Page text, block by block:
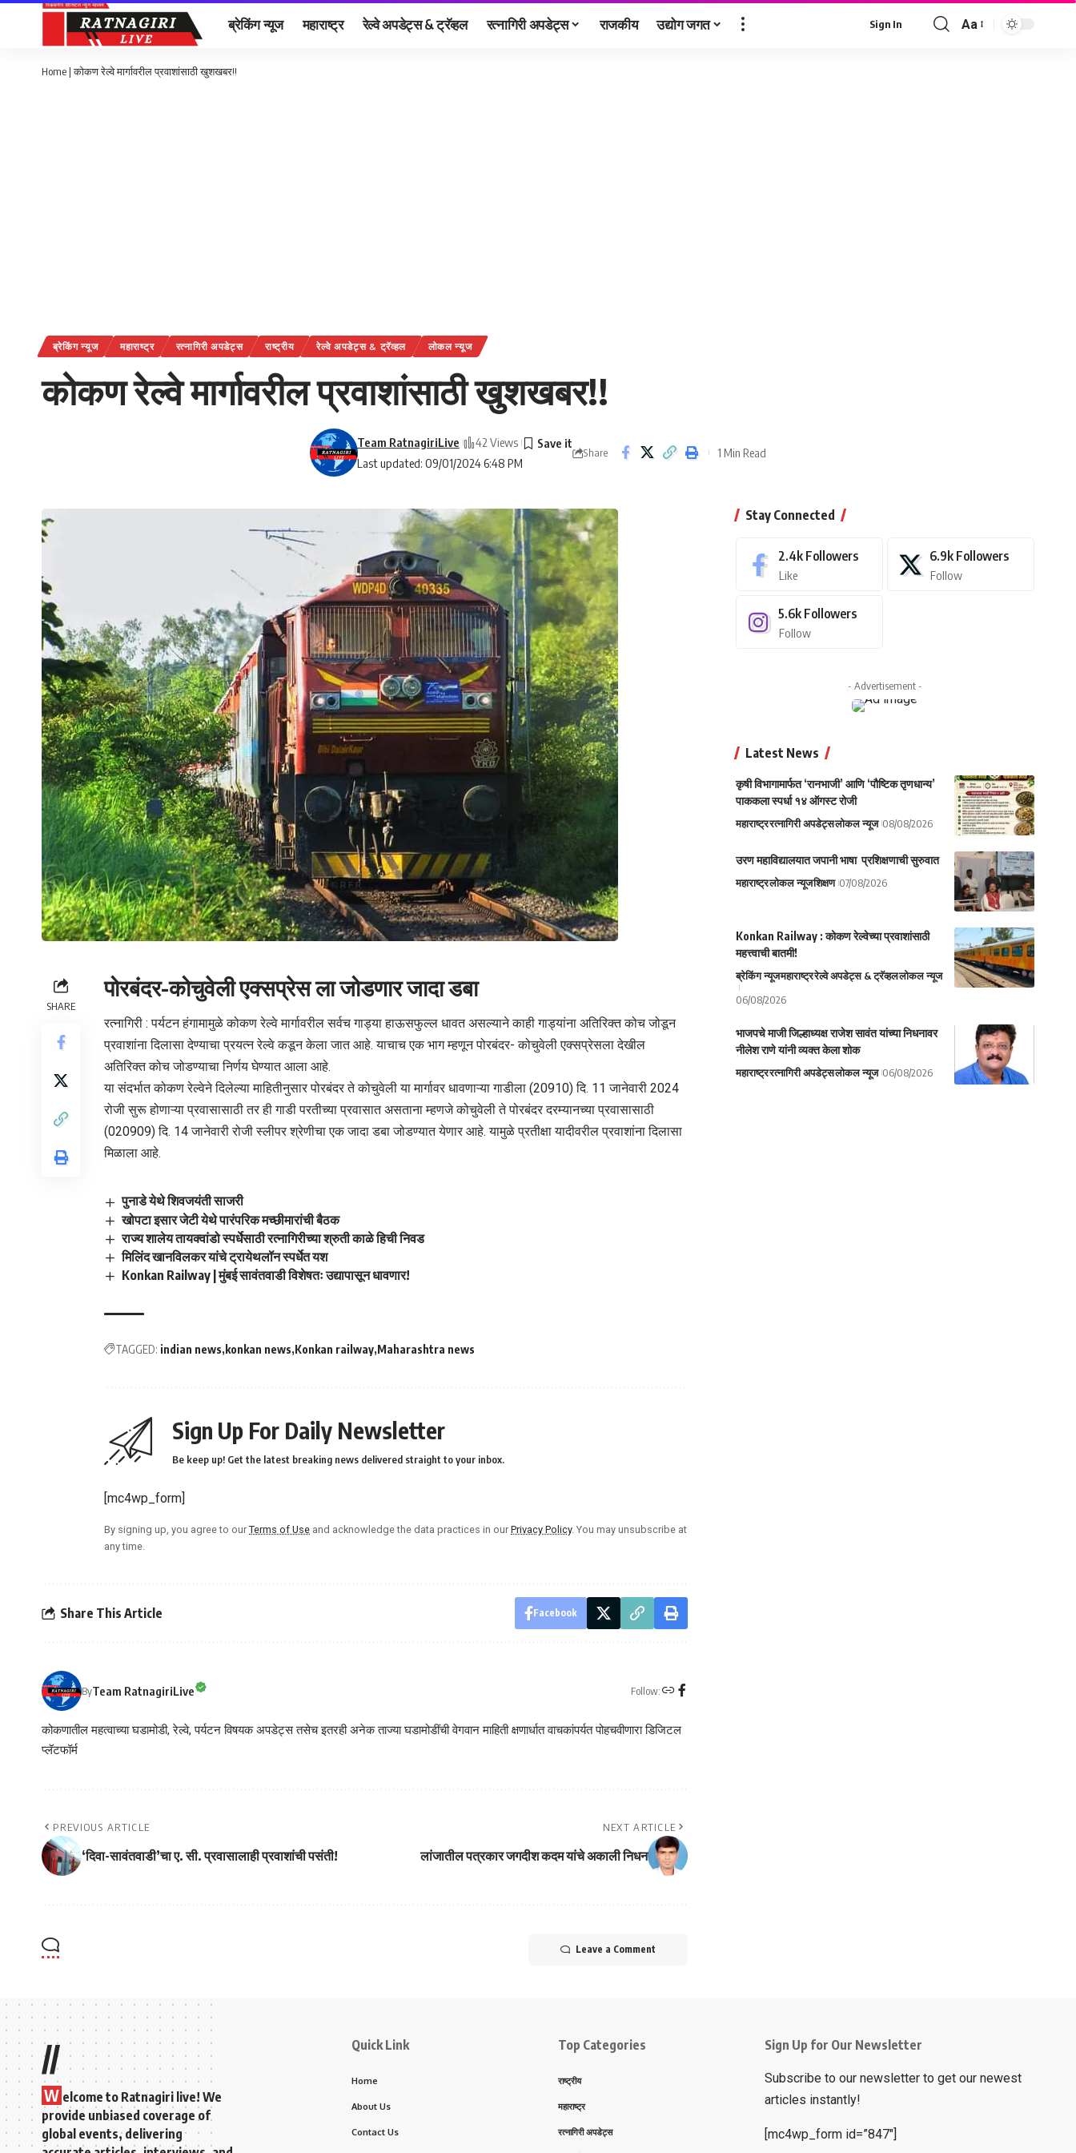
ब्रेकिंग न्यूज महाराष्ट्र रेल्वे अपडेट्स & ट्रॅव्हल रत्नागिरी अपडेट्स राजकीय उद्योग जगत Sign In
Font
Aa
Home |कोकण रेल्वे मार्गावरील प्रवाशांसाठी खुशखबर!!
ब्रेकिंग न्यूज महाराष्ट्र रत्नागिरी अपडेट्स राष्ट्रीय रेल्वे अपडेट्स & ट्रॅव्हल लोकल न्यूज
कोकण रेल्वे मार्गावरील प्रवाशांसाठी खुशखबर!!
Last updated: 09/01/2024 6:48 PM
Team RatnagiriLive 42 Views
Share 1 Min Read
SHARE
पोरबंदर-कोचुवेली एक्सप्रेस ला जोडणार जादा डबा
रत्नागिरी : पर्यटन हंगामामुळे कोकण रेल्वे मार्गावरील सर्वच गाड्या हाऊसफुल्ल धावत असल्याने काही गाड्यांना अतिरिक्त कोच जोडून
प्रवाशांना दिलासा देण्याचा प्रयत्न रेल्वे कडून केला जात आहे. याचाच एक भाग म्हणून पोरबंदर- कोचुवेली एक्सप्रेसला देखील
अतिरिक्त कोच जोडण्याचा निर्णय घेण्यात आला आहे.
या संदर्भात कोकण रेल्वेने दिलेल्या माहितीनुसार पोरबंदर ते कोचुवेली या मार्गावर धावणाऱ्या गाडीला (20910) दि. 11 जानेवारी 2024
रोजी सुरू होणाऱ्या प्रवासासाठी तर ही गाडी परतीच्या प्रवासात असताना म्हणजे कोचुवेली ते पोरबंदर दरम्यानच्या प्रवासासाठी
(020909) दि. 14 जानेवारी रोजी स्लीपर श्रेणीचा एक जादा डबा जोडण्यात येणार आहे. यामुळे प्रतीक्षा यादीवरील प्रवाशांना दिलासा
मिळाला आहे.
पुनाडे येथे शिवजयंती साजरी
खोपटा इसार जेटी येथे पारंपरिक मच्छीमारांची बैठक
राज्य शालेय तायक्वांडो स्पर्धेसाठी रत्नागिरीच्या श्रुती काळे हिची निवड
मिलिंद खानविलकर यांचे ट्रायेथलॉन स्पर्धेत यश
Konkan Railway | मुंबई सावंतवाडी विशेषतः उद्यापासून धावणार!
TAGGED: indian news konkan news Konkan railway Maharashtra news
Sign Up For Daily Newsletter
Be keep up! Get the latest breaking news delivered straight to your inbox.
[mc4wp_form]
By signing up, you agree to our Terms of Use and acknowledge the data practices in our Privacy Policy. You may unsubscribe at
any time.
Share This Article Facebook
ByTeam RatnagiriLive Follow:
कोकणातील महत्वाच्या घडामोडी, रेल्वे, पर्यटन विषयक अपडेट्स तसेच इतरही अनेक ताज्या घडामोडींची वेगवान माहिती क्षणार्धात वाचकांपर्यत पोहचवीणारा डिजिटल
प्लॅटफॉर्म
PREVIOUS ARTICLE
‘दिवा-सावंतवाडी’चा ए. सी. प्रवासालाही प्रवाशांची पसंती!
NEXT ARTICLE
लांजातील पत्रकार जगदीश कदम यांचे अकाली निधन
Leave a Comment
Stay Connected
2.4k Followers
Like
6.9k Followers
Follow
5.6k Followers
Follow
- Advertisement -
Latest News
कृषी विभागामार्फत ‘रानभाजी’ आणि ‘पौष्टिक तृणधान्य’
पाककला स्पर्धा १४ ऑगस्ट रोजी
महाराष्ट्ररत्नागिरी अपडेट्सलोकल न्यूज 08/08/2026
उरण महाविद्यालयात जपानी भाषा प्रशिक्षणाची सुरुवात
महाराष्ट्रलोकल न्यूजशिक्षण 07/08/2026
Konkan Railway : कोकण रेल्वेच्या प्रवाशांसाठी
महत्त्वाची बातमी!
ब्रेकिंग न्यूजमहाराष्ट्ररेल्वे अपडेट्स & ट्रॅव्हललोकल न्यूज
06/08/2026
भाजपचे माजी जिल्हाध्यक्ष राजेश सावंत यांच्या निधनावर
नीलेश राणे यांनी व्यक्त केला शोक
महाराष्ट्ररत्नागिरी अपडेट्सलोकल न्यूज 06/08/2026
//
W elcome to Ratnagiri live! We
provide unbiased coverage of
global events, delivering
Quick Link
Home
About Us
Contact Us
Top Categories
राष्ट्रीय
महाराष्ट्र
रत्नागिरी अपडेट्स
Sign Up for Our Newsletter
Subscribe to our newsletter to get our newest
articles instantly!
[mc4wp_form id=”847″]